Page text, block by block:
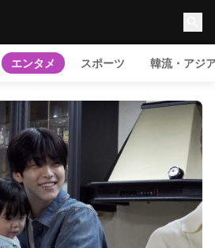
エンタメ スポーツ 韓流・アジ